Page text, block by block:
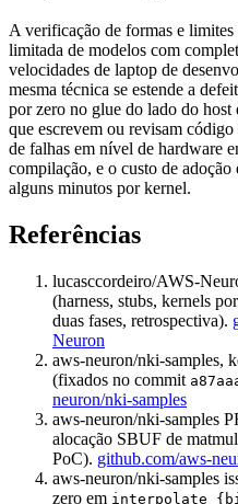
A verificação de formas e
limitada de modelos com
velocidades de laptop de
mesma técnica se estende a
por zero no glue do lado do host
que escrevem ou revisam
de falhas em nível de hardware
compilação, e o custo de
alguns minutos por kernel.
Referências
lucasccordeiro/AWS-
(harness, stubs, kernels
duas fases, retrospectiva).
Neuron
aws-neuron/nki-samples,
(fixados no commit
neuron/nki-samples
aws-neuron/nki-samples
alocação SBUF de
PoC). github.com/aws-
aws-neuron/nki-samples
zero em